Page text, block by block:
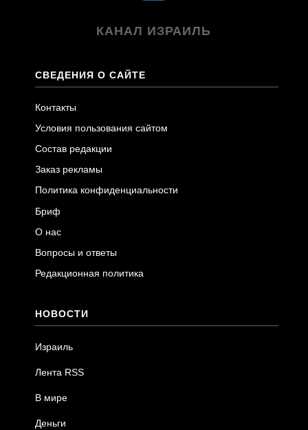
КАНАЛ ИЗРАИЛЬ
СВЕДЕНИЯ О САЙТЕ
Контакты
Условия пользования сайтом
Состав редакции
Заказ рекламы
Политика конфиденциальности
Бриф
О нас
Вопросы и ответы
Редакционная политика
НОВОСТИ
Израиль
Лента RSS
В мире
Деньги